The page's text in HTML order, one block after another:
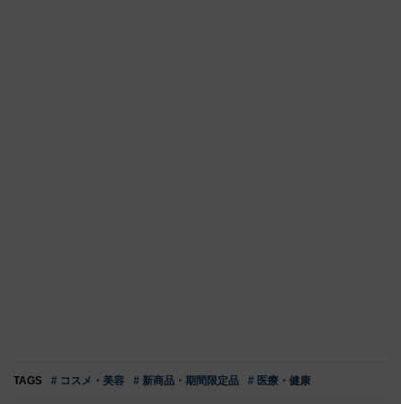
TAGS # コスメ・美容 # 新商品・期間限定品 # 医療・健康